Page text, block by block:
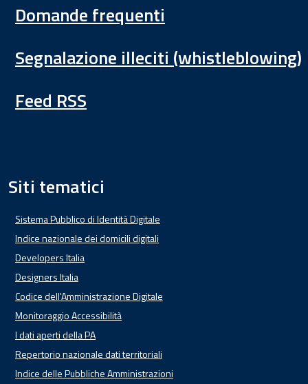
Domande frequenti
Segnalazione illeciti (whistleblowing)
Feed RSS
Siti tematici
Sistema Pubblico di Identità Digitale
Indice nazionale dei domicili digitali
Developers Italia
Designers Italia
Codice dell'Amministrazione Digitale
Monitoraggio Accessibilità
I dati aperti della PA
Repertorio nazionale dati territoriali
Indice delle Pubbliche Amministrazioni